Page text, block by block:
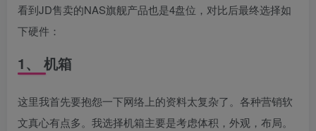
看到JD售卖的NAS旗舰产品也是4盘位，对比后最终选择如
下硬件：
1、 机箱
这里我首先要抱怨一下网络上的资料太复杂了。各种营销软
文真心有点多。我选择机箱主要是考虑体积，外观，布局。